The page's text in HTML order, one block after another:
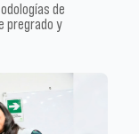
de
pregrado y